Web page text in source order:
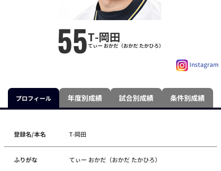
55T-岡田
てぃー おかだ（おかだ たかひろ）
Instagram
プロフィール 年度別成績 試合別成績 条件別成績
登録名/本名 T-岡田
ふりがな てぃー おかだ（おかだ たかひろ）